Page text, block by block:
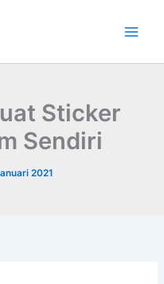
Sticker
Sendiri
2021